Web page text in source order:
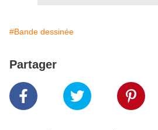
#Bande dessinée
Partager